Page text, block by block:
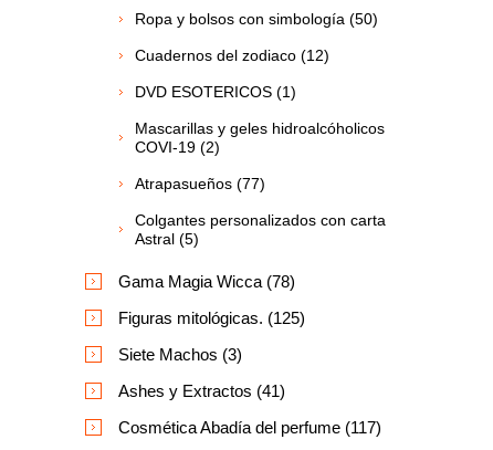
Ropa y bolsos con simbología (50)
Cuadernos del zodiaco (12)
DVD ESOTERICOS (1)
Mascarillas y geles hidroalcóholicos
COVI-19 (2)
Atrapasueños (77)
Colgantes personalizados con carta
Astral (5)
Gama Magia Wicca (78)
Figuras mitológicas. (125)
Siete Machos (3)
Ashes y Extractos (41)
Cosmética Abadía del perfume (117)